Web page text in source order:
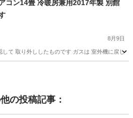
コン14畳 冷暖房兼用2017年製 別館
8月9日
て 取り外ししたものです ガスは 室外機に戻し
の投稿記事：